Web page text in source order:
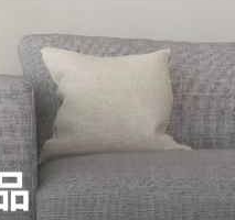
加 HK$ 50 服務費享用